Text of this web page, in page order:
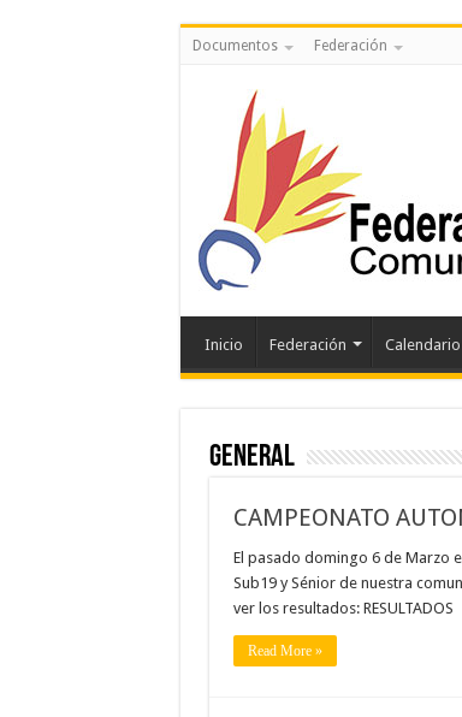
Documentos Federación
Inicio Federación Calendario
General
CAMPEONATO
El pasado domingo 6 de Marzo
Sub19 y Sénior de nuestra
ver los resultados: RESULTADOS
Read More »